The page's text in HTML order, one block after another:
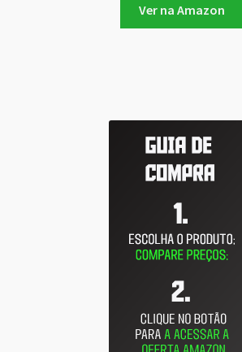
Ver na Amazon